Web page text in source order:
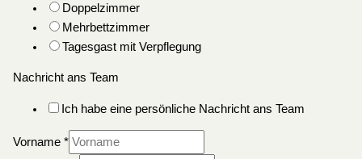
Doppelzimmer
Mehrbettzimmer
Tagesgast mit Verpflegung
Nachricht ans Team
Ich habe eine persönliche Nachricht ans Team
Vorname *